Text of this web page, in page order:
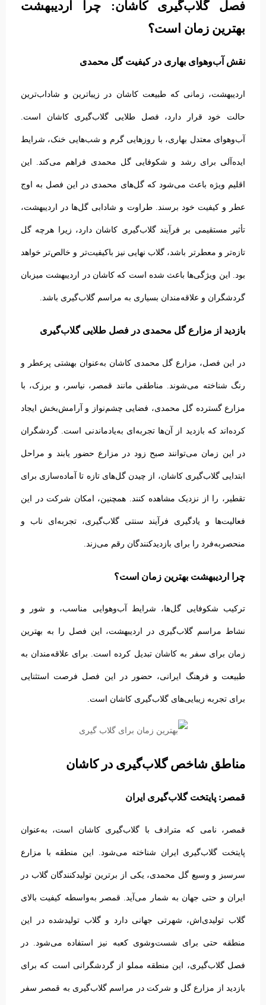
فصل گلاب‌گیری کاشان: چرا اردیبهشت
بهترین زمان است؟
نقش آب‌وهوای بهاری در کیفیت گل محمدی
اردیبهشت، زمانی که طبیعت کاشان در زیباترین و شاداب‌ترین
حالت خود قرار دارد، فصل طلایی گلاب‌گیری کاشان است.
آب‌وهوای معتدل بهاری، با روزهایی گرم و شب‌هایی خنک، شرایط
ایده‌آلی برای رشد و شکوفایی گل محمدی فراهم می‌کند. این
اقلیم ویژه باعث می‌شود که گل‌های محمدی در این فصل به اوج
عطر و کیفیت خود برسند.طراوت و شادابی گل‌ها در اردیبهشت،
تأثیر مستقیمی بر فرآیند گلاب‌گیری کاشان دارد، زیرا هرچه گل
تازه‌تر و معطرتر باشد، گلاب نهایی نیز باکیفیت‌تر و خالص‌تر خواهد
بود. این ویژگی‌ها باعث شده است که کاشان در اردیبهشت میزبان
گردشگران و علاقه‌مندان بسیاری به مراسم گلاب‌گیری باشد.
بازدید از مزارع گل محمدی در فصل طلایی گلاب‌گیری
در این فصل، مزارع گل محمدی کاشان به‌عنوان بهشتی پرعطر و
رنگ شناخته می‌شوند. مناطقی مانند قمصر، نیاسر، و برزک، با
مزارع گسترده گل محمدی، فضایی چشم‌نواز و آرامش‌بخش ایجاد
کرده‌اند که بازدید از آن‌ها تجربه‌ای به‌یادماندنی است. گردشگران
در این زمان می‌توانند صبح زود در مزارع حضور یابند و مراحل
ابتدایی گلاب‌گیری کاشان، از چیدن گل‌های تازه تا آماده‌سازی برای
تقطیر، را از نزدیک مشاهده کنند. همچنین، امکان شرکت در این
فعالیت‌ها و یادگیری فرآیند سنتی گلاب‌گیری، تجربه‌ای ناب و
منحصربه‌فرد را برای بازدیدکنندگان رقم می‌زند.
چرا اردیبهشت بهترین زمان است؟
ترکیب شکوفایی گل‌ها، شرایط آب‌وهوایی مناسب، و شور و
نشاط مراسم گلاب‌گیری در اردیبهشت، این فصل را به بهترین
زمان برای سفر به کاشان تبدیل کرده است. برای علاقه‌مندان به
طبیعت و فرهنگ ایرانی، حضور در این فصل فرصت استثنایی
برای تجربه زیبایی‌های گلاب‌گیری کاشان است.
مناطق شاخص گلاب‌گیری در کاشان
قمصر: پایتخت گلاب‌گیری ایران
قمصر، نامی که مترادف با گلاب‌گیری کاشان است، به‌عنوان
پایتخت گلاب‌گیری ایران شناخته می‌شود. این منطقه با مزارع
سرسبز و وسیع گل محمدی، یکی از برترین تولیدکنندگان گلاب در
ایران و حتی جهان به شمار می‌آید. قمصر به‌واسطه کیفیت بالای
گلاب تولیدی‌اش، شهرتی جهانی دارد و گلاب تولیدشده در این
منطقه حتی برای شست‌وشوی کعبه نیز استفاده می‌شود. در
فصل گلاب‌گیری، این منطقه مملو از گردشگرانی است که برای
بازدید از مزارع گل و شرکت در مراسم گلاب‌گیری به قمصر سفر